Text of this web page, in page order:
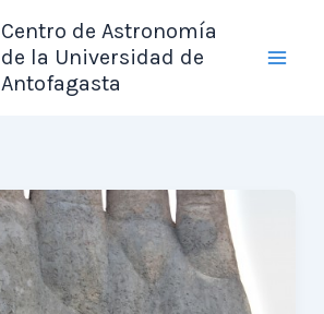
Centro de Astronomía
de la Universidad de
Antofagasta